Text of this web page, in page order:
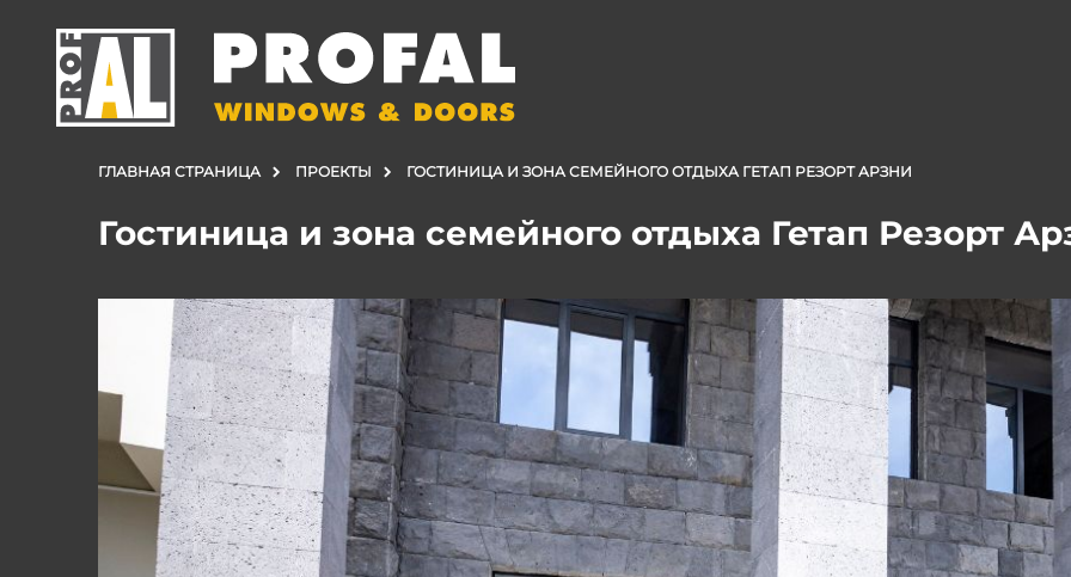
ДВЕРИ
ОКНА
ГЛАВНАЯ СТРАНИЦА ПРОЕКТЫ ГОСТИНИЦА И ЗОНА СЕМЕЙНОГО ОТДЫХА ГЕТАП РЕЗОРТ АРЗНИ
Гостиница и зона семейного отдыха Гетап Резорт